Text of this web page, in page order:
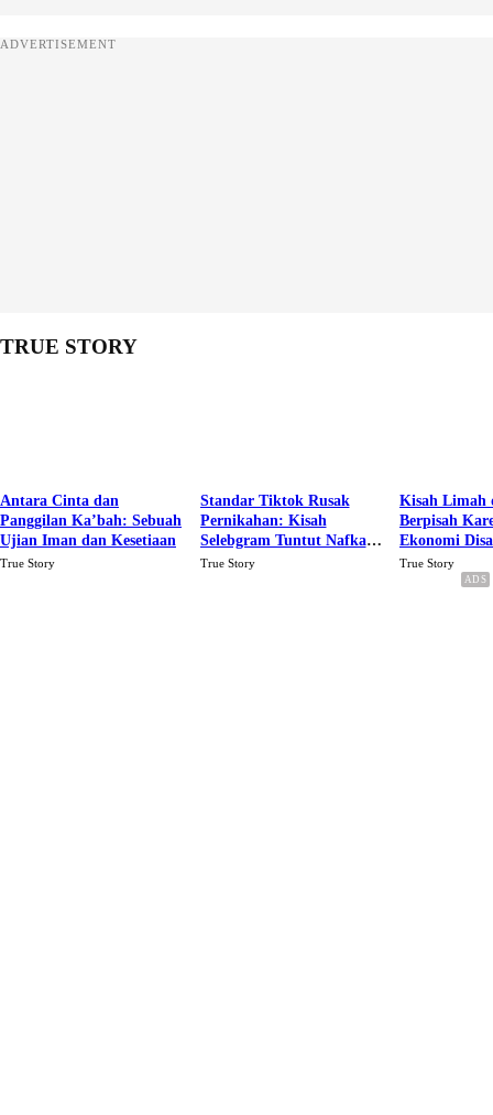
ADVERTISEMENT
TRUE STORY
Antara Cinta dan
Panggilan Ka’bah: Sebuah
Ujian Iman dan Kesetiaan
True Story
Standar Tiktok Rusak
Pernikahan: Kisah
Selebgram Tuntut Nafkah
Rp.15 Juta Perbulan
True Story
Kisah Limah
Berpisah
Ekonomi
Karena Cinta
True Story